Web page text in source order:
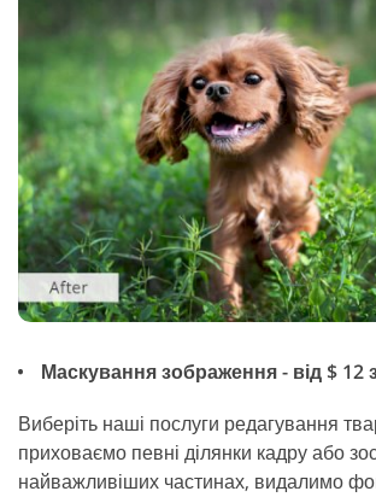
Маскування зображення - від $ 12
Виберіть наші послуги редагування
приховаємо певні ділянки кадру або
найважливіших частинах, видалимо